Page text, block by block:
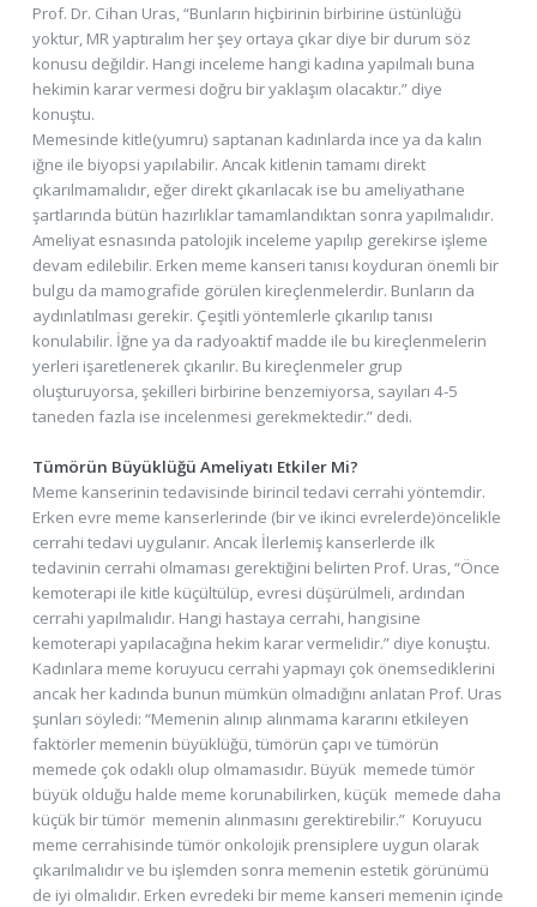
Prof. Dr. Cihan Uras, “Bunların hiçbirinin birbirine üstünlüğü
yoktur, MR yaptıralım her şey ortaya çıkar diye bir durum söz
konusu değildir. Hangi inceleme hangi kadına yapılmalı buna
hekimin karar vermesi doğru bir yaklaşım olacaktır.” diye
konuştu.
Memesinde kitle(yumru) saptanan kadınlarda ince ya da kalın
iğne ile biyopsi yapılabilir. Ancak kitlenin tamamı direkt
çıkarılmamalıdır, eğer direkt çıkarılacak ise bu ameliyathane
şartlarında bütün hazırlıklar tamamlandıktan sonra yapılmalıdır.
Ameliyat esnasında patolojik inceleme yapılıp gerekirse işleme
devam edilebilir. Erken meme kanseri tanısı koyduran önemli bir
bulgu da mamografide görülen kireçlenmelerdir. Bunların da
aydınlatılması gerekir. Çeşitli yöntemlerle çıkarılıp tanısı
konulabilir. İğne ya da radyoaktif madde ile bu kireçlenmelerin
yerleri işaretlenerek çıkarılır. Bu kireçlenmeler grup
oluşturuyorsa, şekilleri birbirine benzemiyorsa, sayıları 4-5
taneden fazla ise incelenmesi gerekmektedir.” dedi.
Tümörün Büyüklüğü Ameliyatı Etkiler Mi?
Meme kanserinin tedavisinde birincil tedavi cerrahi yöntemdir.
Erken evre meme kanserlerinde (bir ve ikinci evrelerde)öncelikle
cerrahi tedavi uygulanır. Ancak İlerlemiş kanserlerde ilk
tedavinin cerrahi olmaması gerektiğini belirten Prof. Uras, “Önce
kemoterapi ile kitle küçültülüp, evresi düşürülmeli, ardından
cerrahi yapılmalıdır. Hangi hastaya cerrahi, hangisine
kemoterapi yapılacağına hekim karar vermelidir.” diye konuştu.
Kadınlara meme koruyucu cerrahi yapmayı çok önemsediklerini
ancak her kadında bunun mümkün olmadığını anlatan Prof. Uras
şunları söyledi: “Memenin alınıp alınmama kararını etkileyen
faktörler memenin büyüklüğü, tümörün çapı ve tümörün
memede çok odaklı olup olmamasıdır. Büyük memede tümör
büyük olduğu halde meme korunabilirken, küçük memede daha
küçük bir tümör memenin alınmasını gerektirebilir.” Koruyucu
meme cerrahisinde tümör onkolojik prensiplere uygun olarak
çıkarılmalıdır ve bu işlemden sonra memenin estetik görünümü
de iyi olmalıdır. Erken evredeki bir meme kanseri memenin içinde